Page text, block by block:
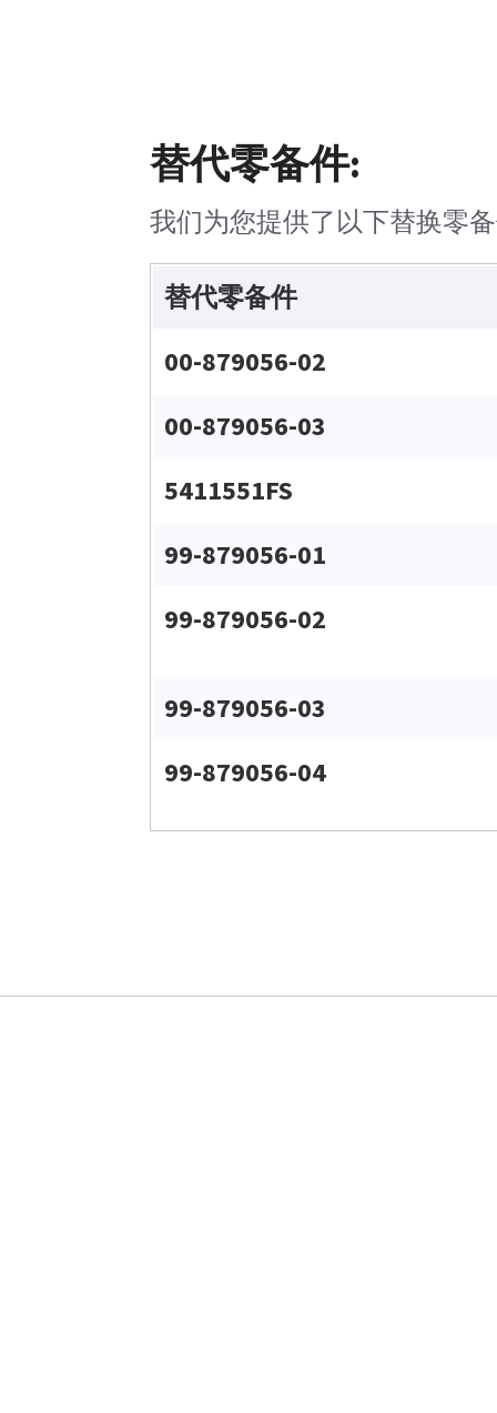
替代零备件:
我们为您提供了以下替换零
替代零备件
00-879056-02
00-879056-03
5411551FS
99-879056-01
99-879056-02
99-879056-03
99-879056-04